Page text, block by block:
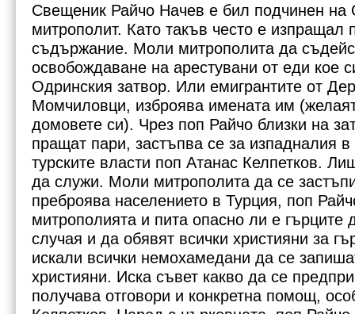
Свещеник Райчо Начев е бил подчинен на
митрополит. Като такъв често е изпращал
съдържание. Моли митрополита да
освобождаване на арестувани от еди кое
Одринския затвор. Или емигрантите от
Момчиловци, изброява имената им
домовете си). Чрез поп Райчо близки на
пращат пари, застъпва се за изпадналия
турските власти поп Атанас Келпетков.
да служи. Моли митрополита да се
преброява населението в Турция, поп
митрополията и пита опасно ли е гърците
случая и да обявят всички християни за
искали всички немохамедани да се
християни. Иска съвет какво да се
получава отговори и конкретна помощ,